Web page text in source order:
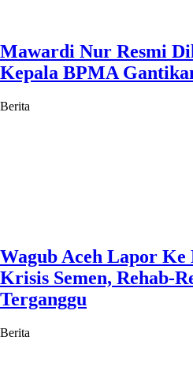
Mawardi Nur Resmi
Kepala BPMA
Berita
Wagub Aceh Lapor
Krisis Semen, Rehab-
Terganggu
Berita